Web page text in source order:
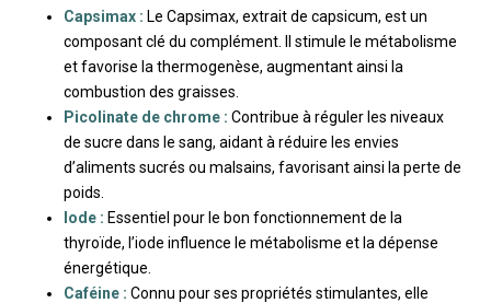
Capsimax : Le Capsimax, extrait de capsicum, est un
composant clé du complément. Il stimule le métabolisme
et favorise la thermogenèse, augmentant ainsi la
combustion des graisses.
Picolinate de chrome : Contribue à réguler les niveaux
de sucre dans le sang, aidant à réduire les envies
d’aliments sucrés ou malsains, favorisant ainsi la perte de
poids.
Iode : Essentiel pour le bon fonctionnement de la
thyroïde, l’iode influence le métabolisme et la dépense
énergétique.
Caféine : Connu pour ses propriétés stimulantes, elle